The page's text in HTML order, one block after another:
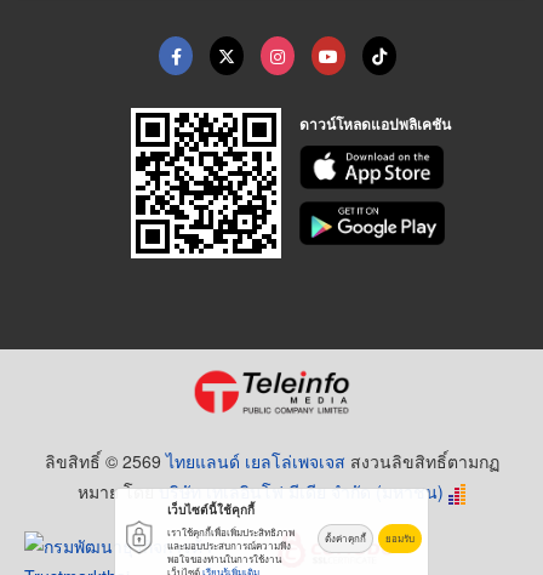
ดาวน์โหลดแอปพลิเคชัน
ลิขสิทธิ์ © 2569ไทยแลนด์ เยลโล่เพจเจส สงวนลิขสิทธิ์ตามกฏ
หมาย โดยบริษัท เทเลอินโฟ มีเดีย จำกัด (มหาชน)
เว็บไซต์นี้ใช้คุกกี้
เราใช้คุกกี้เพื่อเพิ่มประสิทธิภาพ
และมอบประสบการณ์ความพึง
พอใจของท่านในการใช้งาน
เว็บไซต์เรียนรู้เพิ่มเติม
ตั้งค่าคุกกี้ ยอมรับ